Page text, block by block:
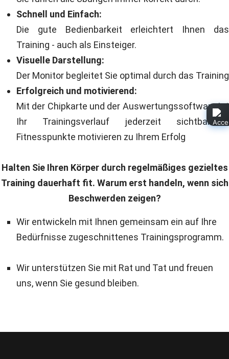
Schnell und Einfach:
Die gute Bedienbarkeit erleichtert Ihnen das
Training - auch als Einsteiger.
Visuelle Darstellung:
Der Monitor begleitet Sie optimal durch das Training
Erfolgreich und motivierend:
Mit der Chipkarte und der Auswertungssoftware ist
Ihr Trainingsverlauf jederzeit sichtbar -
Fitnesspunkte motivieren zu Ihrem Erfolg
Halten Sie Ihren Körper durch regelmäßiges gezieltes
Training dauerhaft fit. Warum erst handeln, wenn sich
Beschwerden zeigen?
Wir entwickeln mit Ihnen gemeinsam ein auf Ihre
Bedürfnisse zugeschnittenes Trainingsprogramm.
Wir unterstützen Sie mit Rat und Tat und freuen
uns, wenn Sie gesund bleiben.